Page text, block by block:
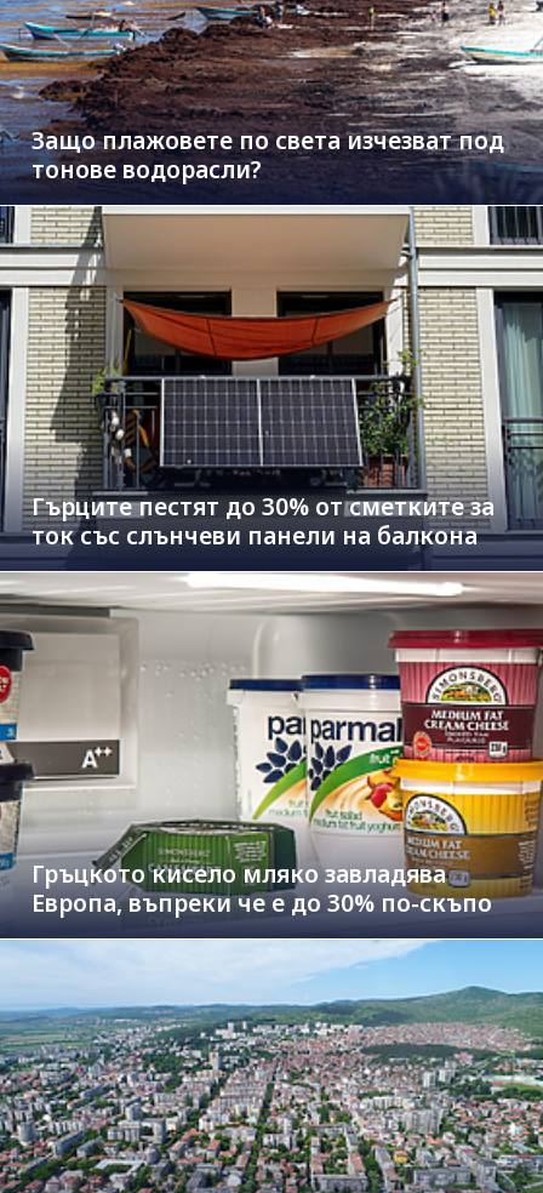
Защо плажовете по света изчезват под
тонове водорасли?
Гърците пестят до 30% от сметките за
ток със слънчеви панели на балкона
Гръцкото кисело мляко завладява
Европа, въпреки че е до 30% по-скъпо